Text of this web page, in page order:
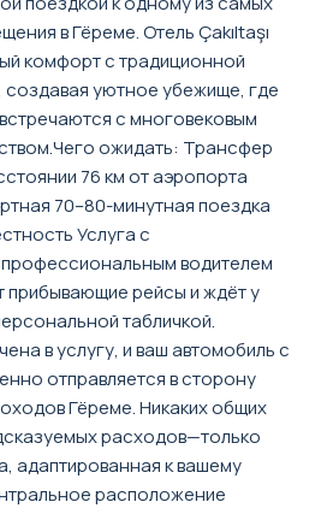
в Гёреме. Отель Çakıltaşı
комфорт с традиционной
создавая уютное убежище, где
с многовековым
ожидать: Трансфер
76 км от аэропорта
70–80-минутная поездка
Услуга с
водителем
рейсы и ждёт у
табличкой.
в услугу, и ваш автомобиль с
отправляется в сторону
Гёреме. Никаких общих
расходов—только
адаптированная к вашему
расположение